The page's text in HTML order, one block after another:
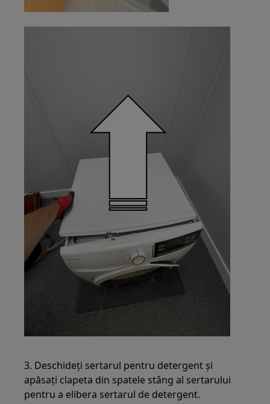
3. Deschideți sertarul pentru detergent și
apăsați clapeta din spatele stâng al sertarului
pentru a elibera sertarul de detergent.